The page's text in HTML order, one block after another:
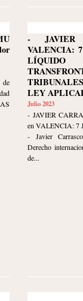
- JAVIER
VALENCIA:
LEY
Julio 2023
- JAVIER
en VALENCIA: 7
- Javier
Derecho
de...